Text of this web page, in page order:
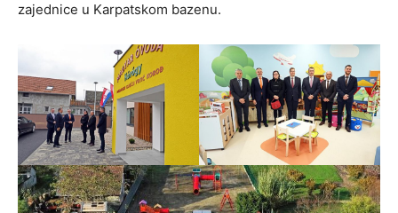
zajednice u Karpatskom bazenu.